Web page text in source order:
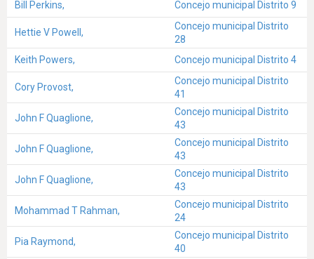
Bill Perkins, Concejo municipal Distrito 9
Hettie V Powell,
Concejo municipal Distrito
28
Keith Powers,
Concejo municipal Distrito 4
Cory Provost,
Concejo municipal Distrito
41
John F Quaglione,
Concejo municipal Distrito
43
John F Quaglione,
Concejo municipal Distrito
43
John F Quaglione,
Concejo municipal Distrito
43
Mohammad T Rahman,
Concejo municipal Distrito
24
Pia Raymond,
Concejo municipal Distrito
40